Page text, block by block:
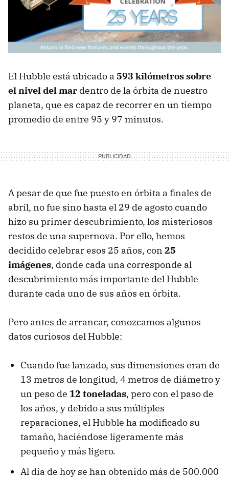
El Hubble está ubicado a 593 kilómetros sobre
el nivel del mar dentro de la órbita de nuestro
planeta, que es capaz de recorrer en un tiempo
promedio de entre 95 y 97 minutos.
A pesar de que fue puesto en órbita a finales de
abril, no fue sino hasta el 29 de agosto cuando
hizo su primer descubrimiento, los misteriosos
restos de una supernova. Por ello, hemos
decidido celebrar esos 25 años, con 25
imágenes, donde cada una corresponde al
descubrimiento más importante del Hubble
durante cada uno de sus años en órbita.
Pero antes de arrancar, conozcamos algunos
datos curiosos del Hubble:
Cuando fue lanzado, sus dimensiones eran de
13 metros de longitud, 4 metros de diámetro y
un peso de 12 toneladas, pero con el paso de
los años, y debido a sus múltiples
reparaciones, el Hubble ha modificado su
tamaño, haciéndose ligeramente más
pequeño y más ligero.
Al día de hoy se han obtenido más de 500.000